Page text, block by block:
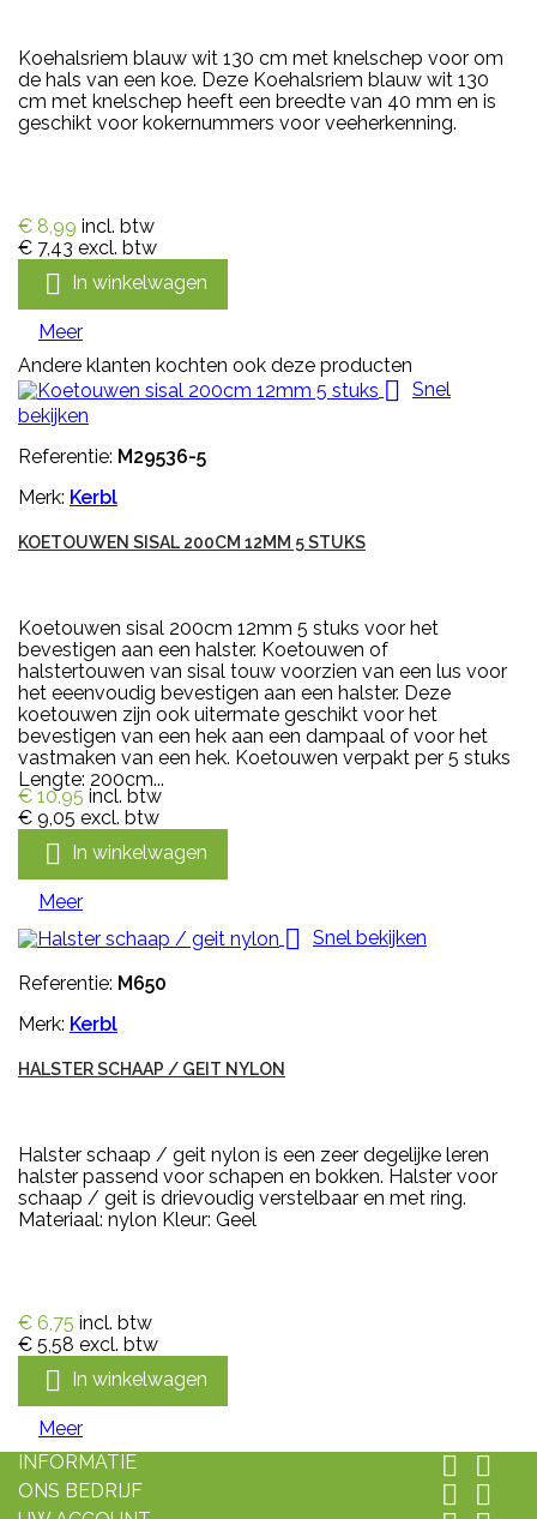
Koehalsriem blauw wit 130 cm met knelschep voor om
de hals van een koe. Deze Koehalsriem blauw wit 130
cm met knelschep heeft een breedte van 40 mm en is
geschikt voor kokernummers voor veeherkenning.
€ 8,99 incl. btw
€ 7,43 excl. btw
 In winkelwagen
Meer
Andere klanten kochten ook deze producten
 Snel
bekijken
Referentie: M29536-5
Merk: Kerbl
KOETOUWEN SISAL 200CM 12MM 5 STUKS
Koetouwen sisal 200cm 12mm 5 stuks voor het
bevestigen aan een halster. Koetouwen of
halstertouwen van sisal touw voorzien van een lus voor
het eeenvoudig bevestigen aan een halster. Deze
koetouwen zijn ook uitermate geschikt voor het
bevestigen van een hek aan een dampaal of voor het
vastmaken van een hek. Koetouwen verpakt per 5 stuks
Lengte: 200cm...
€ 10,95 incl. btw
€ 9,05 excl. btw
 In winkelwagen
Meer
 Snel bekijken
Referentie: M650
Merk: Kerbl
HALSTER SCHAAP / GEIT NYLON
Halster schaap / geit nylon is een zeer degelijke leren
halster passend voor schapen en bokken. Halster voor
schaap / geit is drievoudig verstelbaar en met ring.
Materiaal: nylon Kleur: Geel
€ 6,75 incl. btw
€ 5,58 excl. btw
 In winkelwagen
Meer
INFORMATIE
 
ONS BEDRIJF  